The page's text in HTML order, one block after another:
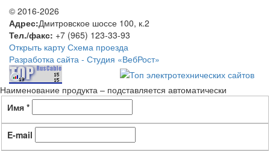
© 2016-2026
Адрес:Дмитровское шоссе 100, к.2
Тел./факс: +7 (965) 123-33-93
Открыть карту Схема проезда
Разработка сайта - Студия «ВебРост»
Наименование продукта – подставляется автоматически
Имя *
E-mail